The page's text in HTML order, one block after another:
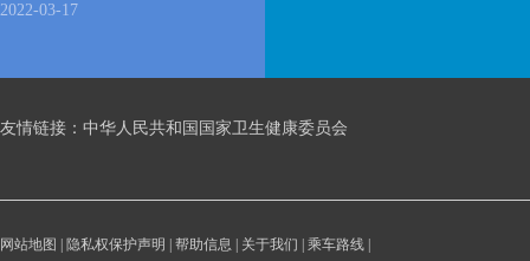
2022-03-17
友情链接： 中华人民共和国国家卫生健康委员会
网站地图 隐私权保护声明 帮助信息 关于我们 乘车路线